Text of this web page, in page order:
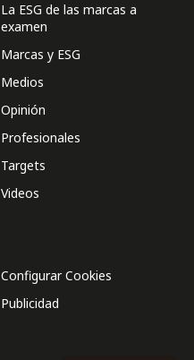
La ESG de las marcas a
examen
Marcas y ESG
Medios
Opinión
Profesionales
Targets
Videos
Configurar Cookies
Publicidad